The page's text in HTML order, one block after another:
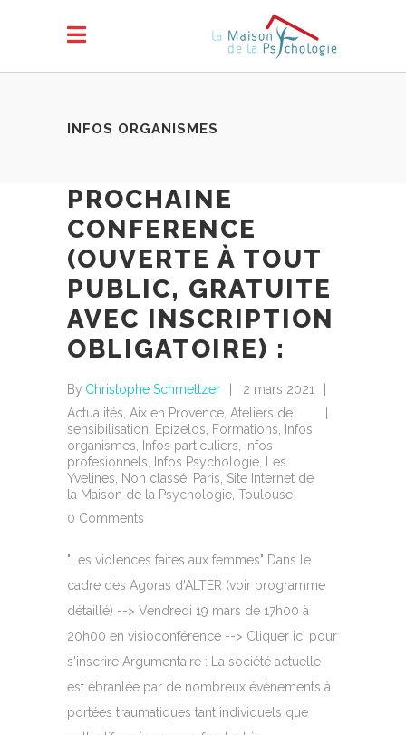
INFOS ORGANISMES
PROCHAINE
CONFERENCE
(OUVERTE À TOUT
PUBLIC, GRATUITE
AVEC INSCRIPTION
OBLIGATOIRE) :
By Christophe Schmeltzer
2 mars 2021
Actualités Aix en Provence Ateliers de
sensibilisation
Epizelos Formations
Infos
organismes
Infos particuliers
Infos
profesionnels
Infos Psychologie
Les
Yvelines
Non classé Paris Site Internet de
la Maison de la Psychologie Toulouse
0 Comments
"Les violences faites aux femmes" Dans le
cadre des Agoras d'ALTER (voir programme
détaillé) --> Vendredi 19 mars de 17h00 à
20h00 en visioconférence --> Cliquer ici pour
s'inscrire Argumentaire : La société actuelle
est ébranlée par de nombreux évènements à
portées traumatiques tant individuels que